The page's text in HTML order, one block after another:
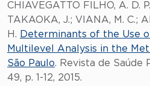
CHIAVEGATTO FILHO, A. D.
TAKAOKA, J.; VIANA, M. C.;
H. Determinants of the Use
Multilevel Analysis in the
São Paulo. Revista de Saúde
49, p. 1-12, 2015.